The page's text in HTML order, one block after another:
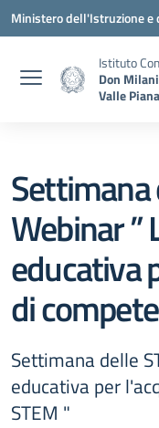
Vai ai contenuti
Vai al menu di navigazione
Vai al footer
Ministero dell'Istruzione e
Istituto
Don
Valle
Settimana
Webinar ”
educativa
di
Settimana delle
educativa per
STEM "